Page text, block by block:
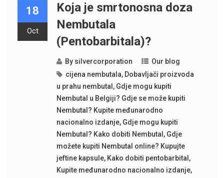
18
Oct
Koja je smrtonosna doza
Nembutala
(Pentobarbitala)?
By silvercorporation
Our blog
cijena nembutala, Dobavljači proizvoda
u prahu nembutal , Gdje mogu kupiti
Nembutal u Belgiji? Gdje se može kupiti
Nembutal? Kupite međunarodno
nacionalno izdanje, Gdje mogu kupiti
Nembutal? Kako dobiti Nembutal , Gdje
možete kupiti Nembutal online? Kupujte
jeftine kapsule, Kako dobiti pentobarbital ,
Kupite međunarodno nacionalno izdanje,